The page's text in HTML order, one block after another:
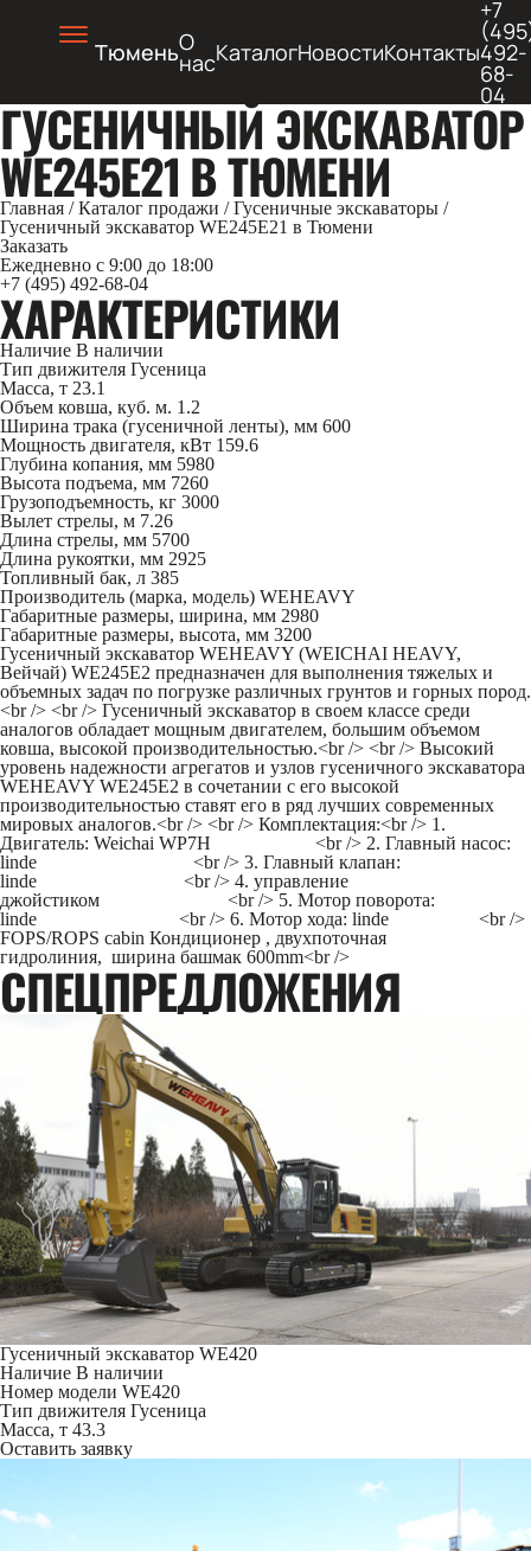
ТюменьО
насКаталогНовостиКонтакты
+7
492-
68-
04
ГУСЕНИЧНЫЙ ЭКСКАВАТОР
WE245E21 В ТЮМЕНИ
Главная / Каталог продажи / Гусеничные экскаваторы /
Гусеничный экскаватор WE245E21 в Тюмени
Заказать
Ежедневно с 9:00 до 18:00
+7 (495) 492-68-04
ХАРАКТЕРИСТИКИ
Наличие В наличии
Тип движителя Гусеница
Масса, т 23.1
Объем ковша, куб. м. 1.2
Ширина трака (гусеничной ленты), мм 600
Мощность двигателя, кВт 159.6
Глубина копания, мм 5980
Высота подъема, мм 7260
Грузоподъемность, кг 3000
Вылет стрелы, м 7.26
Длина стрелы, мм 5700
Длина рукоятки, мм 2925
Топливный бак, л 385
Производитель (марка, модель) WEHEAVY
Габаритные размеры, ширина, мм 2980
Габаритные размеры, высота, мм 3200
Гусеничный экскаватор WEHEAVY (WEICHAI HEAVY,
Вейчай) WE245E2 предназначен для выполнения тяжелых и
объемных задач по погрузке различных грунтов и горных пород.
<br /> <br /> Гусеничный экскаватор в своем классе среди
аналогов обладает мощным двигателем, большим объемом
ковша, высокой производительностью.<br /> <br /> Высокий
уровень надежности агрегатов и узлов гусеничного экскаватора
WEHEAVY WE245E2 в сочетании с его высокой
производительностью ставят его в ряд лучших современных
мировых аналогов.<br /> <br /> Комплектация:<br /> 1.
Двигатель: Weichai WP7H <br /> 2. Главный насос:
linde <br /> 3. Главный клапан:
linde <br /> 4. управление
джойстиком <br /> 5. Мотор поворота:
linde <br /> 6. Мотор хода: linde <br />
FOPS/ROPS cabin Кондиционер , двухпоточная
гидролиния, ширина башмак 600mm<br />
CПЕЦПРЕДЛОЖЕНИЯ
Гусеничный экскаватор WE420
Наличие В наличии
Номер модели WE420
Тип движителя Гусеница
Масса, т 43.3
Оставить заявку